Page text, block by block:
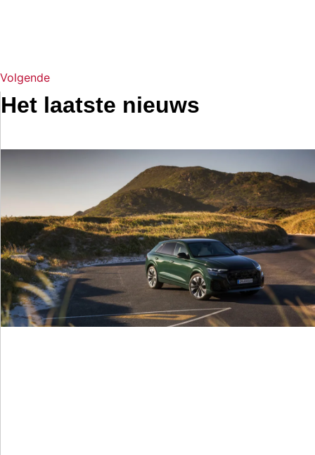
Volgende
Het laatste nieuws